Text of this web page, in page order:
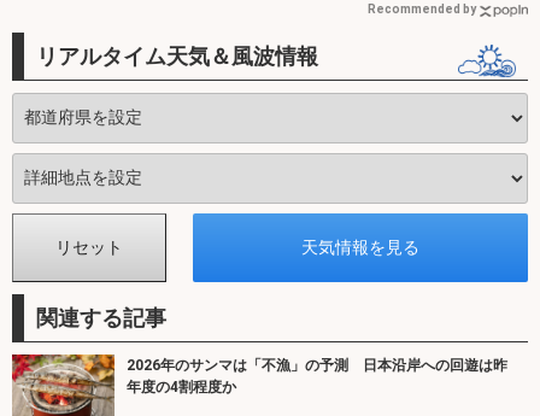
Recommended by
リアルタイム天気＆風波情報
関連する記事
2026年のサンマは「不漁」の予測 日本沿岸への回遊は昨
年度の4割程度か